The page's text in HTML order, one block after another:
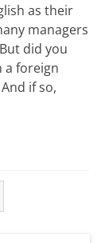
as their
managers
did you
a foreign
if so,